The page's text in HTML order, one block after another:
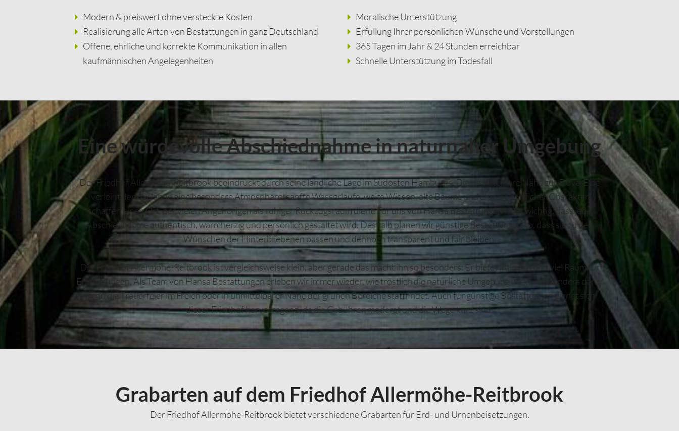
Modern & preiswert ohne versteckte Kosten
Realisierung alle Arten von Bestattungen in ganz Deutschland
Offene, ehrliche und korrekte Kommunikation in allen
kaufmännischen Angelegenheiten
Moralische Unterstützung
Erfüllung Ihrer persönlichen Wünsche und Vorstellungen
365 Tagen im Jahr & 24 Stunden erreichbar
Schnelle Unterstützung im Todesfall
Eine würdevolle Abschiednahme in naturnaher Umgebung
Der Friedhof Allermöhe-Reitbrook beeindruckt durch seine ländliche Lage im Südosten Hamburgs. Die unmittelbare Nähe zur Dove-Elbe
verleiht dem Gelände eine besondere Atmosphäre: sanfte Wasserläufe, weite Wiesen, alte Bäume und ein fast dörflicher Charakter
schaffen einen Ort, der vielen Angehörigen als ruhiger Rückzugsraum dient. Für uns von Hansa Bestattungen ist es wichtig, dass jede
Abschiednahme authentisch, warmherzig und persönlich gestaltet wird. Deshalb planen wir günstige Bestattungen so, dass sie zu den
Wünschen der Hinterbliebenen passen und dennoch transparent und fair bleiben.
Der Friedhof Allermöhe-Reitbrook ist vergleichsweise klein, aber gerade das macht ihn so besonders: Er bietet Intimität und viel Raum für
Erinnerungen. Als Team von Hansa Bestattungen erleben wir immer wieder, wie tröstlich die natürliche Umgebung wirkt – besonders dann,
wenn die Trauerfeier im Freien oder in unmittelbarer Nähe der grünen Bereiche stattfindet. Auch für günstige Bestattungen eignet sich
dieser Friedhof hervorragend, da die Gebühren moderat und die Wege kurz sind.
Grabarten auf dem Friedhof Allermöhe-Reitbrook
Der Friedhof Allermöhe-Reitbrook bietet verschiedene Grabarten für Erd- und Urnenbeisetzungen.